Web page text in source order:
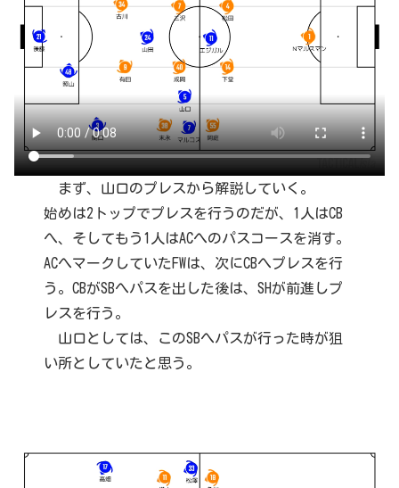
まず、山口のプレスから解説していく。
始めは2トップでプレスを行うのだが、1人はCB
へ、そしてもう1人はACへのパスコースを消す。
ACへマークしていたFWは、次にCBへプレスを行
う。CBがSBへパスを出した後は、SHが前進しプ
レスを行う。
山口としては、このSBへパスが行った時が狙
い所としていたと思う。